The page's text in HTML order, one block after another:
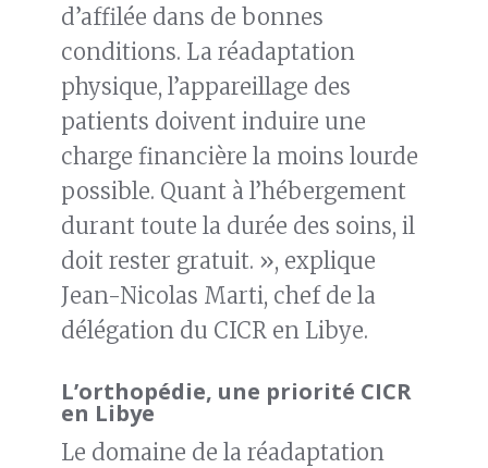
d’affilée dans de bonnes
conditions. La réadaptation
physique, l’appareillage des
patients doivent induire une
charge financière la moins lourde
possible. Quant à l’hébergement
durant toute la durée des soins, il
doit rester gratuit. », explique
Jean-Nicolas Marti, chef de la
délégation du CICR en Libye.
L’orthopédie, une priorité CICR
en Libye
Le domaine de la réadaptation